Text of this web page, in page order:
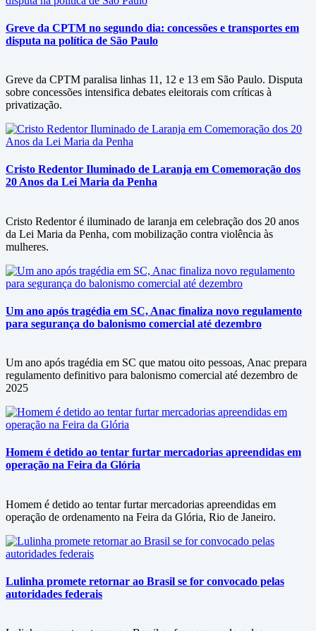
Greve da CPTM no segundo dia: concessões e transportes em
disputa na política de São Paulo
Greve da CPTM paralisa linhas 11, 12 e 13 em São Paulo. Disputa
sobre concessões intensifica debates eleitorais com críticas à
privatização.
Cristo Redentor Iluminado de Laranja em Comemoração dos
20 Anos da Lei Maria da Penha
Cristo Redentor é iluminado de laranja em celebração dos 20 anos
da Lei Maria da Penha, com mobilização contra violência às
mulheres.
Um ano após tragédia em SC, Anac finaliza novo regulamento
para segurança do balonismo comercial até dezembro
Um ano após tragédia em SC que matou oito pessoas, Anac prepara
regulamento definitivo para balonismo comercial até dezembro de
2025
Homem é detido ao tentar furtar mercadorias apreendidas em
operação na Feira da Glória
Homem é detido ao tentar furtar mercadorias apreendidas em
operação de ordenamento na Feira da Glória, Rio de Janeiro.
Lulinha promete retornar ao Brasil se for convocado pelas
autoridades federais